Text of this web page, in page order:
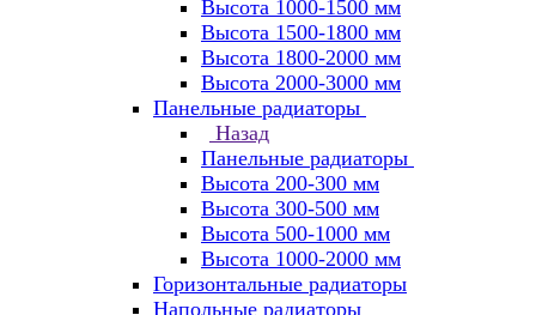
Высота 1000-1500 мм
Высота 1500-1800 мм
Высота 1800-2000 мм
Высота 2000-3000 мм
Панельные радиаторы
Назад
Панельные радиаторы
Высота 200-300 мм
Высота 300-500 мм
Высота 500-1000 мм
Высота 1000-2000 мм
Горизонтальные радиаторы
Напольные радиаторы